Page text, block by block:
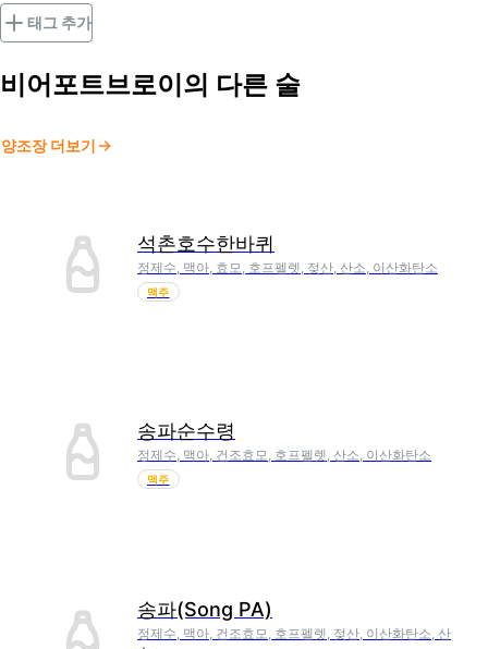
태그 추가
비어포트브로이 의 다른 술
양조장 더보기
석촌호수한바퀴
정제수, 맥아, 효모, 호프펠렛, 젖산, 산소, 이산화탄소
맥주
송파순수령
정제수, 맥아, 건조효모, 호프펠렛, 산소, 이산화탄소
맥주
송파(Song PA)
정제수, 맥아, 건조효모, 호프펠렛, 젖산, 이산화탄소, 산